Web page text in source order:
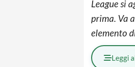
League si
prima. Va
elemento
Leggi